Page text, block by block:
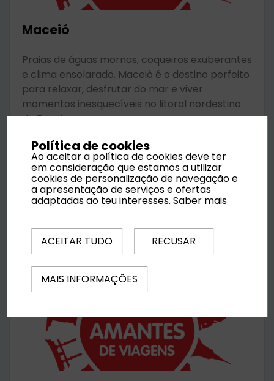
Maceió
Praias de águas mornas, coqueiros exuberantes
e clima ensolarado. Maceió é o destino perfeito
para relaxar, desfrutar do mar e viver
momentos inesquecíveis no litoral nordestino
do Brasil.
Desde1370 €
por pessoa
Saber mais
Política de cookies
Ao aceitar a política de cookies deve ter
em consideração que estamos a utilizar
cookies de personalização de navegação e
a apresentação de serviços e ofertas
adaptadas ao teu interesses.Saber mais
ACEITAR TUDO RECUSAR
MAIS INFORMAÇÕES